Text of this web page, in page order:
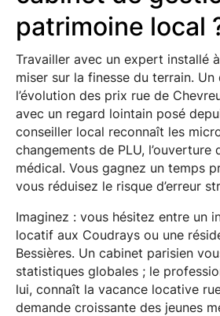
patrimoine local
Travailler avec un expert installé à
miser sur la finesse du terrain.
l’évolution des prix rue de
avec un regard lointain posé
conseiller local reconnaît les
changements de PLU, l’ouverture
médical. Vous gagnez un temps
vous réduisez le risque d’erreur
Imaginez : vous hésitez entre un
locatif aux Coudrays ou une
Bessières. Un cabinet parisien
statistiques globales ; le
lui, connaît la vacance locative
demande croissante des jeunes